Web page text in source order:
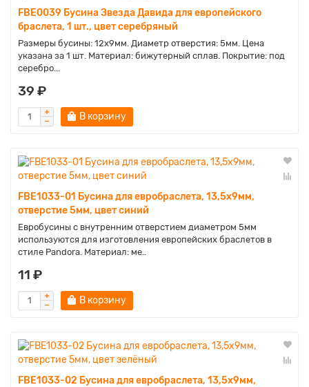
FBE0039 Бусина Звезда Давида для европейского
браслета, 1 шт., цвет серебряный
Размеры бусины: 12х9мм. Диаметр отверстия: 5мм. Цена
указана за 1 шт. Материал: бижутерный сплав. Покрытие: под
серебро...
39 ₽
В корзину
FBE1033-01 Бусина для евробраслета, 13,5х9мм,
отверстие 5мм, цвет синий
Евробусины с внутренним отверстием диаметром 5мм
используются для изготовления европейских браслетов в
стиле Pandora. Материал: ме..
11 ₽
В корзину
FBE1033-02 Бусина для евробраслета, 13,5х9мм,